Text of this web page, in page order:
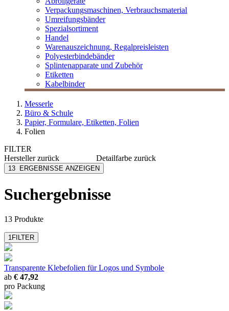
Verpackungsmaschinen, Verbrauchsmaterial
Umreifungsbänder
Spezialsortiment
Handel
Warenauszeichnung, Regalpreisleisten
Polyesterbindebänder
Splintenapparate und Zubehör
Etiketten
Kabelbinder
Messerle
Büro & Schule
Papier, Formulare, Etiketten, Folien
Folien
FILTER
Herstellerzurück
Avery Zweckform
Detailfarbe zurück
13 ERGEBNISSE ANZEIGEN
Suchergebnisse
13 Produkte
1FILTER
Transparente Klebefolien für Logos und Symbole
ab € 47,92
pro Packung